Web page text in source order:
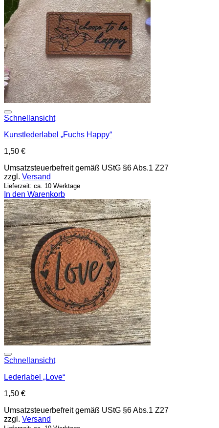
Schnellansicht
Kunstlederlabel „Fuchs Happy“
1,50 €
Umsatzsteuerbefreit gemäß UStG §6 Abs.1 Z27
zzgl. Versand
Lieferzeit: ca. 10 Werktage
In den Warenkorb
Schnellansicht
Lederlabel „Love“
1,50 €
Umsatzsteuerbefreit gemäß UStG §6 Abs.1 Z27
zzgl. Versand